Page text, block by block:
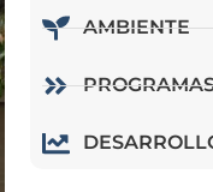
AMBIENTE